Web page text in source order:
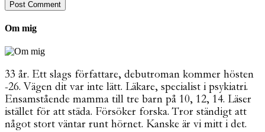
Om mig
33 år. Ett slags författare, debutroman kommer hösten
-26. Vägen dit var inte lätt. Läkare, specialist i psykiatri.
Ensamstående mamma till tre barn på 10, 12, 14. Läser
istället för att städa. Försöker forska. Tror ständigt att
något stort väntar runt hörnet. Kanske är vi mitt i det.